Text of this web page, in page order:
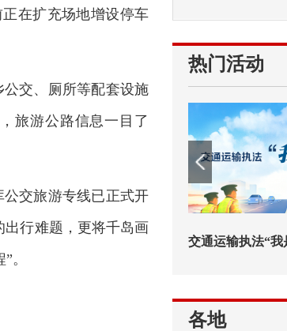
在扩充场地增设停车
交、厕所等配套设施
旅游公路信息一目了
交旅游专线已正式开
出行难题，更将千岛画
。
热门活动
交通运输执法“我是大队长”主题活动
各地